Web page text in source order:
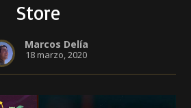
Store
Marcos Delía
18 marzo, 2020